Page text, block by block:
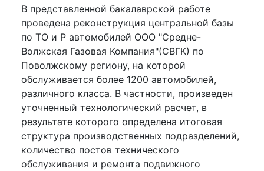
В представленной бакалаврской работе
проведена реконструкция центральной базы
по ТО и Р автомобилей ООО "Средне-
Волжская Газовая Компания"(СВГК) по
Поволжскому региону, на которой
обслуживается более 1200 автомобилей,
различного класса. В частности, произведен
уточненный технологический расчет, в
результате которого определена итоговая
структура производственных подразделений,
количество постов технического
обслуживания и ремонта подвижного